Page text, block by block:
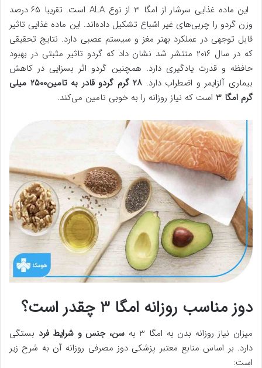
این ماده غذایی سرشار از امگا 3 از نوع ALA است. تقریبا ۶۵ درصد
وزن گردو را چربی‌های غیر اشباع تشکیل داده‌اند. این ماده غذایی تاثیر
قابل توجهی در عملکرد بهتر مغز و سیستم عصبی دارد. نتایج تحقیقی
که در سال ۲۰۱۶ منتشر شد نشان داد که گردو تاثیر مثبتی در بهبود
حافظه و قدرت یادگیری دارد. همچنین گردو اثر بسزایی در کاهش
بیماری آلزایمر و اضطراب دارد.
۲۸ گرم گردو قادر به تامین۲۵۰۰ میلی
گرم امگا 3
است که نیاز روزانه را به خوبی تامین می‌کند.
دوز مناسب روزانه امگا 3 چقدر است؟
میزان نیاز روزانه بدن به امگا 3 به سن، جنس و شرایط فرد بستگی
دارد. بر اساس منابع معتبر پزشکی دوز مصرفی روزانه آن به شرح زیر
است: